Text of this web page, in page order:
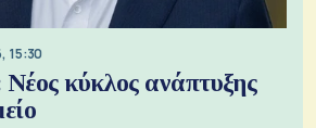
15:30
κύκλος ανάπτυξης